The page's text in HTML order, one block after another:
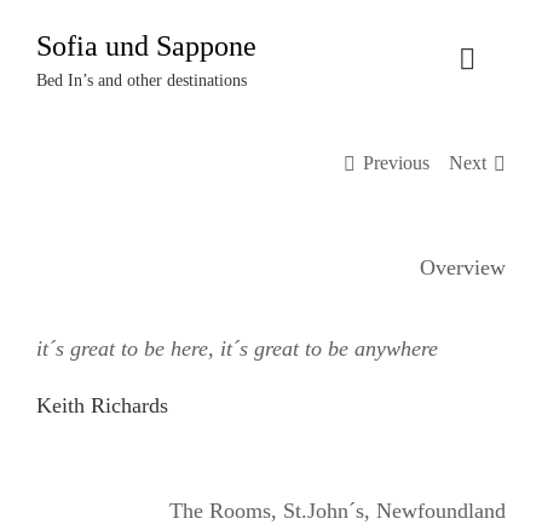
Inhalt
springen
Sofia und Sappone
Bed In’s and other destinations
Toggle
Termine
Login
Previous Next
Overview
it´s great to be here, it´s great to be anywhere
Keith Richards
The Rooms, St.John´s, Newfoundland